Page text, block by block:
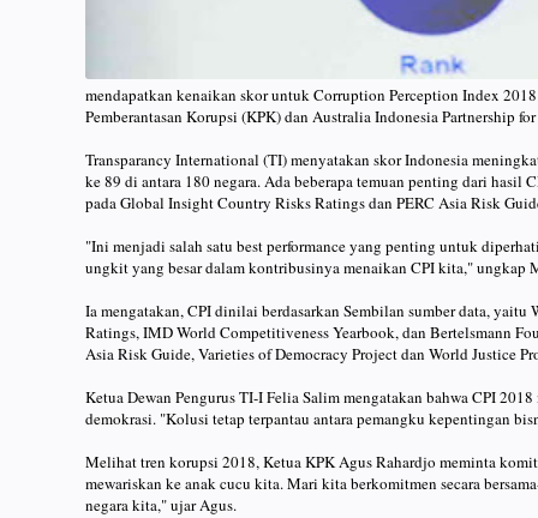
mendapatkan kenaikan skor untuk Corruption Perception Index
Pemberantasan Korupsi (KPK) dan Australia Indonesia Partnership
Transparancy International (TI) menyatakan skor Indonesia
ke 89 di antara 180 negara. Ada beberapa temuan penting dari
pada Global Insight Country Risks Ratings dan PERC Asia Risk
"Ini menjadi salah satu best performance yang penting untuk
ungkit yang besar dalam kontribusinya menaikan CPI kita," ungkap
Ia mengatakan, CPI dinilai berdasarkan Sembilan sumber data,
Ratings, IMD World Competitiveness Yearbook, dan Bertelsmann
Asia Risk Guide, Varieties of Democracy Project dan World Justice
Ketua Dewan Pengurus TI-I Felia Salim mengatakan bahwa CPI
demokrasi. "Kolusi tetap terpantau antara pemangku kepentingan
Melihat tren korupsi 2018, Ketua KPK Agus Rahardjo meminta
mewariskan ke anak cucu kita. Mari kita berkomitmen secara
negara kita," ujar Agus.